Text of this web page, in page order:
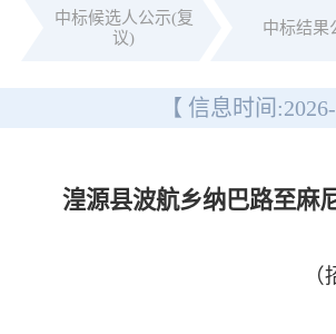
中标候选人公示(复
议)
中标结果
【 信息时间:
湟源县波航乡纳巴路至麻